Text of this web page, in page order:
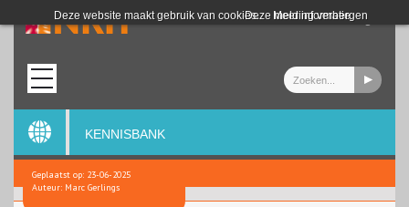
Deze website maakt gebruik van cookies. Meer informatie
Deze melding verbergen
Login
KENNISBANK
Geplaatst op: 23-06-2025
Auteur: Marc Gerlings